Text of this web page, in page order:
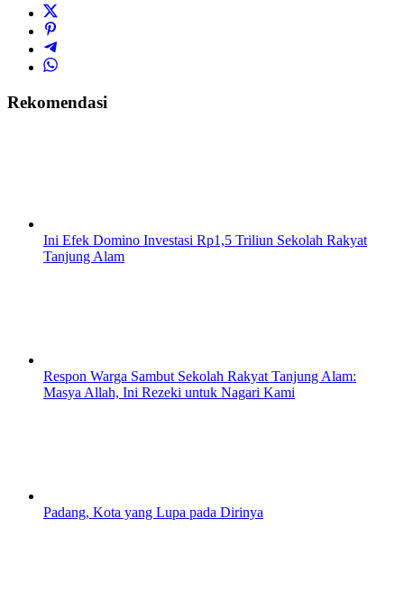
Rekomendasi
Ini Efek Domino Investasi Rp1,5 Triliun Sekolah Rakyat
Tanjung Alam
Respon Warga Sambut Sekolah Rakyat Tanjung Alam:
Masya Allah, Ini Rezeki untuk Nagari Kami
Padang, Kota yang Lupa pada Dirinya